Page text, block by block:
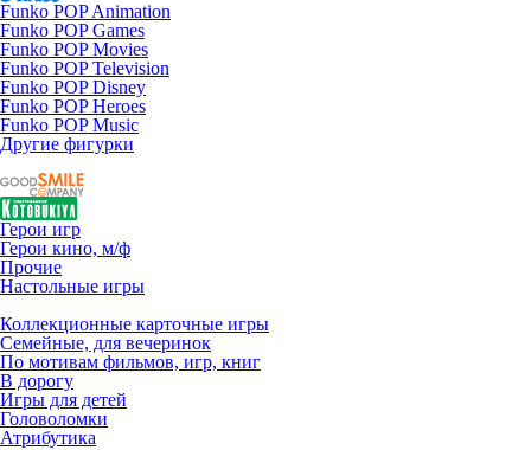
Funko POP Animation
Funko POP Games
Funko POP Movies
Funko POP Television
Funko POP Disney
Funko POP Heroes
Funko POP Music
Другие фигурки
Герои игр
Герои кино, м/ф
Прочие
Настольные игры
Коллекционные карточные игры
Семейные, для вечеринок
По мотивам фильмов, игр, книг
В дорогу
Игры для детей
Головоломки
Атрибутика